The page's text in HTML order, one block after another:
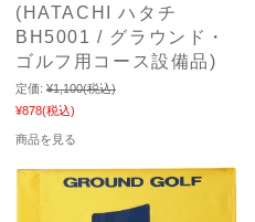
(HATACHI ハタチ
BH5001 / グラウンド・
ゴルフ用コース設備品)
定価: ¥1,100(税込)
¥878(税込)
商品を見る